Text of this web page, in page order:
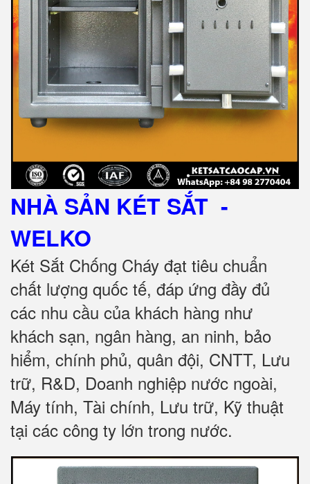
NHÀ SẢN KÉT SẮT -
WELKO
Két Sắt Chống Cháy đạt tiêu chuẩn
chất lượng quốc tế, đáp ứng đầy đủ
các nhu cầu của khách hàng như
khách sạn, ngân hàng, an ninh, bảo
hiểm, chính phủ, quân đội, CNTT, Lưu
trữ, R&D, Doanh nghiệp nước ngoài,
Máy tính, Tài chính, Lưu trữ, Kỹ thuật
tại các công ty lớn trong nước.